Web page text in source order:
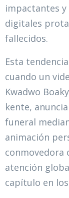
impactantes y
digitales
fallecidos.
Esta
cuando un
Kwadwo
kente,
funeral
animación
conmovedora
atención
capítulo en